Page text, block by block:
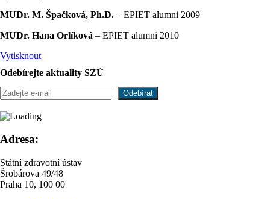
MUDr. M. Špačková, Ph.D. – EPIET alumni 2009
MUDr. Hana Orlíková – EPIET alumni 2010
Vytisknout
Odebírejte aktuality SZÚ
Adresa:
Státní zdravotní ústav
Šrobárova 49/48
Praha 10, 100 00